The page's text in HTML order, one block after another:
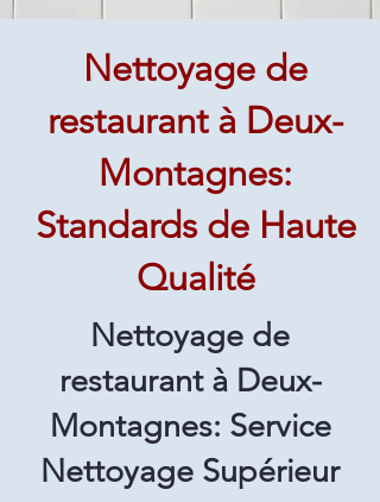
Nettoyage de
restaurant à Deux-
Montagnes:
Standards de Haute
Qualité
Nettoyage de
restaurant à Deux-
Montagnes: Service
Nettoyage Supérieur